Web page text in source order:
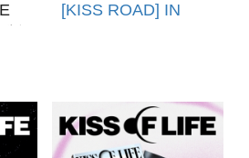
)
[KISS ROAD] IN